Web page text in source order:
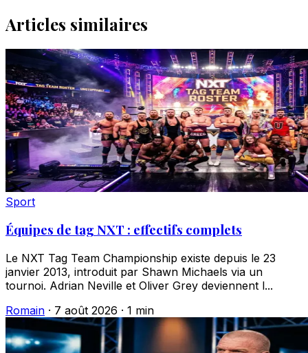
Articles similaires
Sport
Équipes de tag NXT : effectifs complets
Le NXT Tag Team Championship existe depuis le 23
janvier 2013, introduit par Shawn Michaels via un
tournoi. Adrian Neville et Oliver Grey deviennent l...
Romain · 7 août 2026 · 1 min